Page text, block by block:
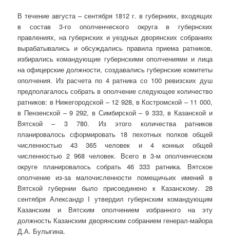
В течение августа – сентября 1812 г. в губерниях, входящих
в состав 3-го ополченческого округа в губернских
правлениях, на губернских и уездных дворянских собраниях
вырабатывались и обсуждались правила приема ратников,
избирались командующие губернскими ополчениями и лица
на офицерские должности, создавались губернские комитеты
ополчения. Из расчета по 4 ратника со 100 ревизских душ
предполагалось собрать в ополчение следующее количество
ратников: в Нижегородской – 12 928, в Костромской – 11 000,
в Пензенской – 9 292, в Симбирской – 9 333, в Казанской и
Вятской – 3 780. Из этого количества ратников
планировалось сформировать 18 пехотных полков общей
численностью 43 365 человек и 4 конных общей
численностью 2 968 человек. Всего в 3-м ополченческом
округе планировалось собрать 46 333 ратника. Вятское
ополчение из-за малочисленности помещичьих имений в
Вятской губернии было присоединено к Казанскому. 28
сентября Александр I утвердил губернским командующим
Казанским и Вятским ополчением избранного на эту
должность Казанским дворянским собранием генерал-майора
Д.А. Булыгина.